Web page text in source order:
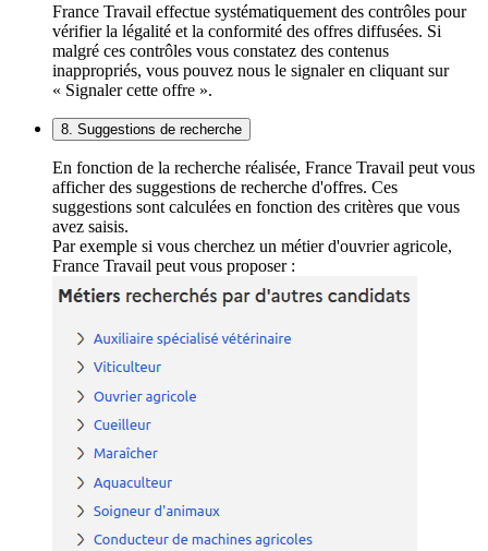
France Travail effectue systématiquement des contrôles pour
vérifier la légalité et la conformité des offres diffusées. Si
malgré ces contrôles vous constatez des contenus
inappropriés, vous pouvez nous le signaler en cliquant sur
« Signaler cette offre ».
8. Suggestions de recherche
En fonction de la recherche réalisée, France Travail peut vous
afficher des suggestions de recherche d'offres. Ces
suggestions sont calculées en fonction des critères que vous
avez saisis.
Par exemple si vous cherchez un métier d'ouvrier agricole,
France Travail peut vous proposer :